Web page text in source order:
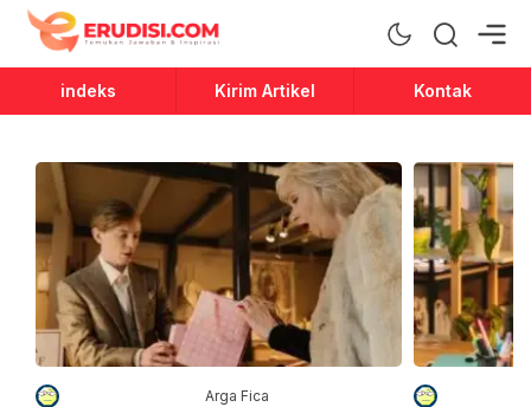
Erudisi
Temukan Jawaban dan Inspirasi
indeks Kirim Artikel Kontak
Arga Fica